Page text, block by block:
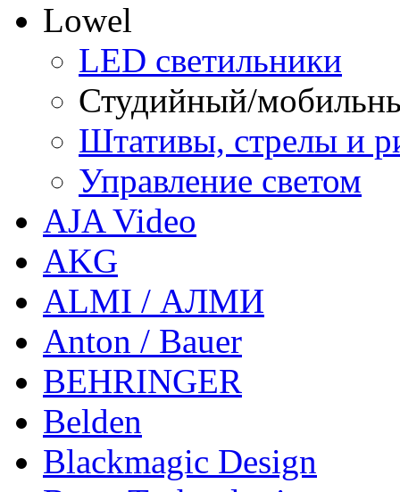
Lowel
LED светильники
Студийный/
Штативы, стрелы и
Управление светом
AJA Video
AKG
ALMI / АЛМИ
Anton / Bauer
BEHRINGER
Belden
Blackmagic Design